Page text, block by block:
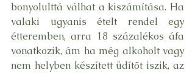
bonyolulttá válhat a kiszámítása. Ha
valaki ugyanis ételt rendel egy
étteremben, arra 18 százalékos áfa
vonatkozik, ám ha még alkoholt vagy
nem helyben készített üdítőt iszik, az